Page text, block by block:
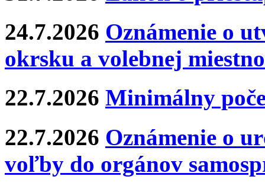
24.7.2026 Oznámenie o
okrsku a volebnej
22.7.2026 Minimálny
22.7.2026 Oznámenie o
voľby do orgánov